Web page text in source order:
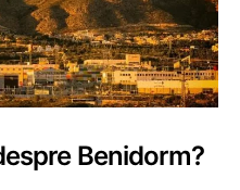
Benidorm?